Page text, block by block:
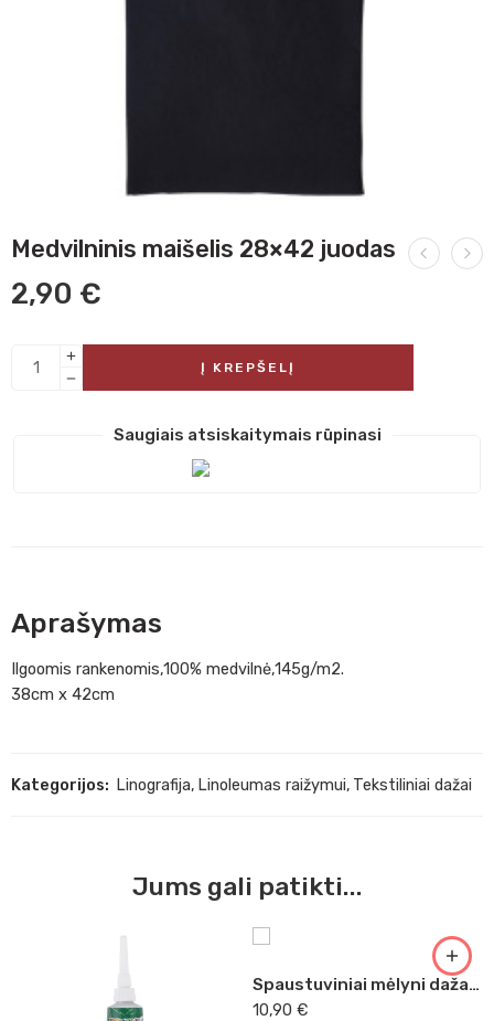
Medvilninis maišelis 28×42 juodas
2,90 €
Į KREPŠELĮ
Saugiais atsiskaitymais rūpinasi
Aprašymas
Ilgoomis rankenomis,100% medvilnė,145g/m2.
38cm x 42cm
Kategorijos: Linografija, Linoleumas raižymui, Tekstiliniai dažai
Jums gali patikti...
Spaustuviniai mėlyni dažai tekstilei Essdee 150 ml
10,90 €